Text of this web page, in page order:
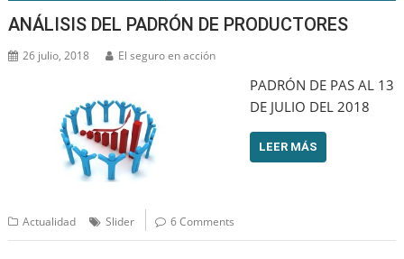
ANÁLISIS DEL PADRÓN DE PRODUCTORES
26 julio, 2018 El seguro en acción
PADRÓN DE PAS AL 13
DE JULIO DEL 2018
LEER MÁS
Actualidad Slider 6 Comments